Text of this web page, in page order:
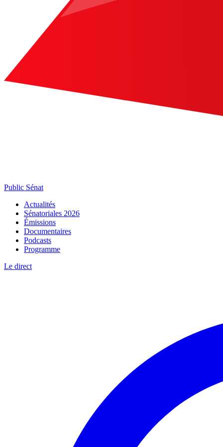
Public Sénat
Actualités
Sénatoriales 2026
Émissions
Documentaires
Podcasts
Programme
Le direct